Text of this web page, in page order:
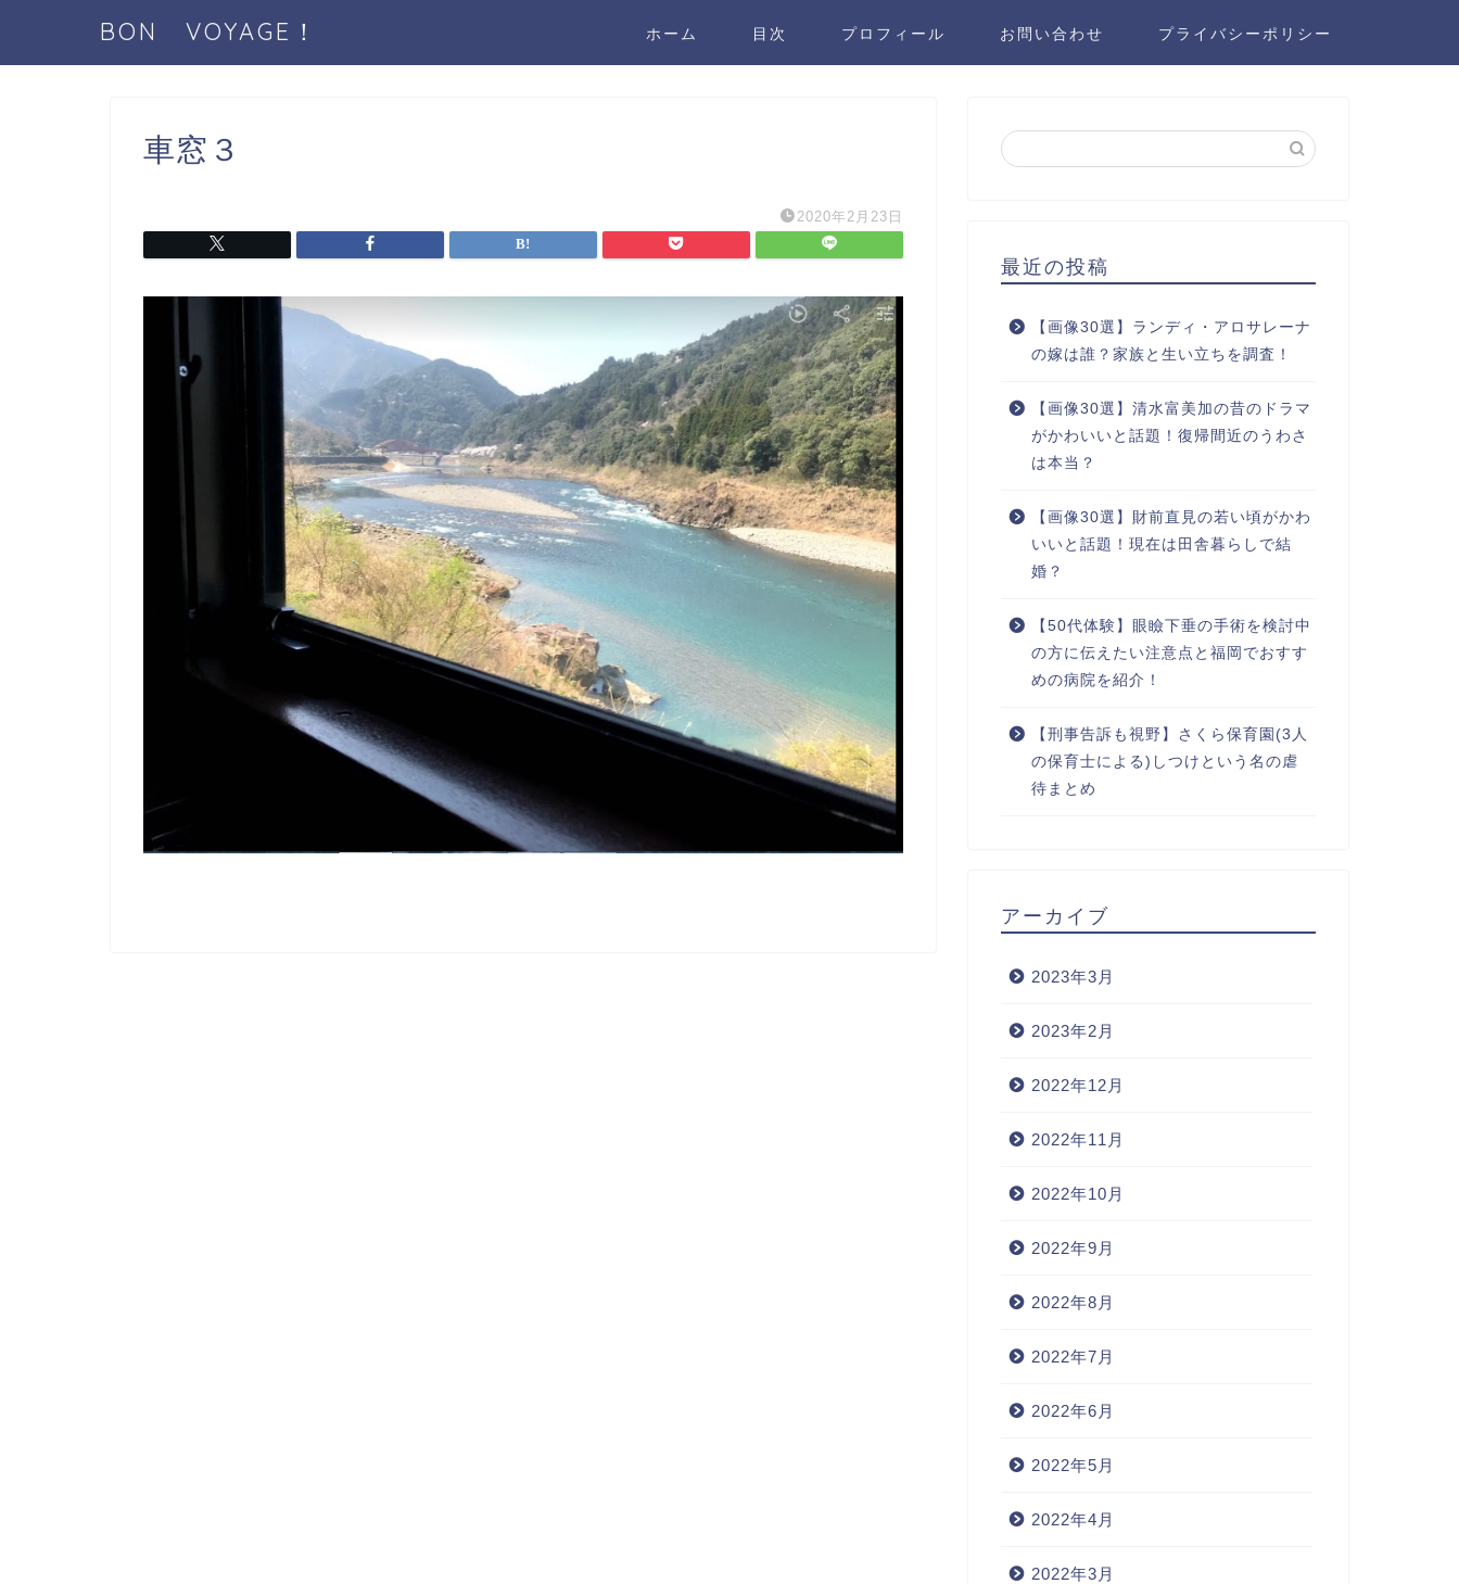
BON VOYAGE！ ホーム 目次 プロフィール お問い合わせ プライバシーポリシー
車窓３
2020年2月23日
最近の投稿
【画像30選】ランディ・アロサレーナ
の嫁は誰？家族と生い立ちを調査！
【画像30選】清水富美加の昔のドラマ
がかわいいと話題！復帰間近のうわさ
は本当？
【画像30選】財前直見の若い頃がかわ
いいと話題！現在は田舎暮らしで結
婚？
【50代体験】眼瞼下垂の手術を検討中
の方に伝えたい注意点と福岡でおすす
めの病院を紹介！
【刑事告訴も視野】さくら保育園(3人
の保育士による)しつけという名の虐
待まとめ
アーカイブ
2023年3月
2023年2月
2022年12月
2022年11月
2022年10月
2022年9月
2022年8月
2022年7月
2022年6月
2022年5月
2022年4月
2022年3月